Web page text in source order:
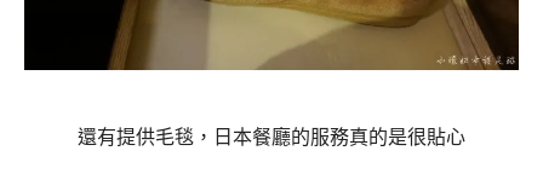
還有提供毛毯，日本餐廳的服務真的是很貼心